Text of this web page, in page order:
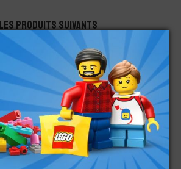
les produits suivants
LEGO® MINI-
FIGURINE FRIENDS
LIANN
7,90€
LEGO®
AUTOCOLLANT -
STICKERS 76155
MARVEL
3,00€
LEGO®
AUTOCOLLANT -
LEGO® MINI-
FIGURINE FRIENDS